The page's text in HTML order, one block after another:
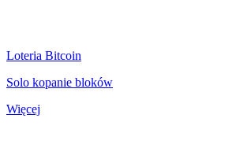
Loteria Bitcoin
Solo kopanie bloków
Więcej